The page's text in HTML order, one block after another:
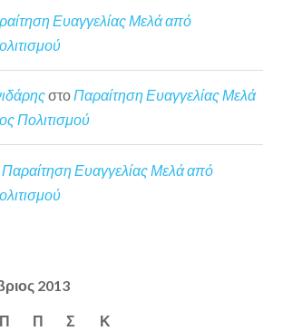
Ευαγγελίας Μελά από
στοΠαραίτηση Ευαγγελίας Μελά
Πολιτισμού
Παραίτηση Ευαγγελίας Μελά από
2013
Π Π Σ Κ